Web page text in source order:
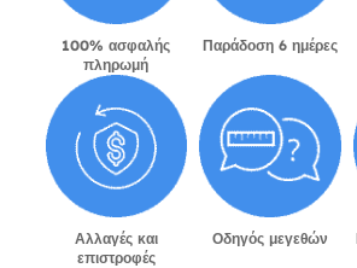
100% ασφαλής
πληρωμή
Παράδοση 6 ημέρες
Αλλαγές και
επιστροφές
Οδηγός μεγεθών